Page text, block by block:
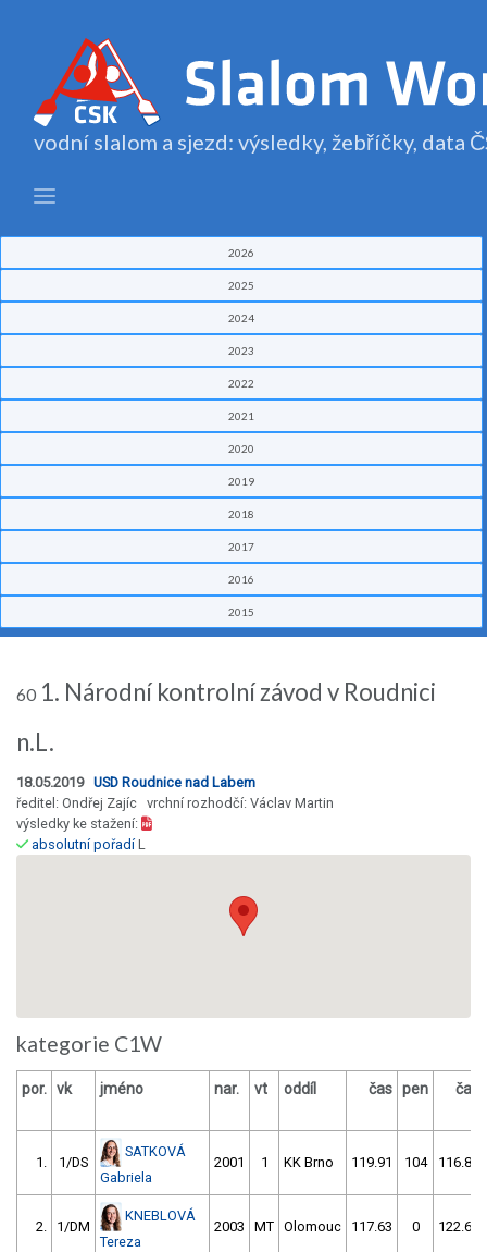
vodní slalom a sjezd: výsledky, žebříčky, data
2026
2025
2024
2023
2022
2021
2020
2019
2018
2017
2016
2015
60 1. Národní kontrolní závod v Roudnici
n.L.
18.05.2019 USD Roudnice nad Labem
ředitel: Ondřej Zajíc vrchní rozhodčí: Václav Martin
výsledky ke stažení:
absolutní pořadíL
kategorie C1W
por. vk jméno nar. vt oddíl čas pen čas
1. 1/DS
SATKOVÁ
Gabriela
2001 1 KK Brno 119.91 104 116.80
2. 1/DM
KNEBLOVÁ
Tereza
2003 MT Olomouc 117.63 0 122.61